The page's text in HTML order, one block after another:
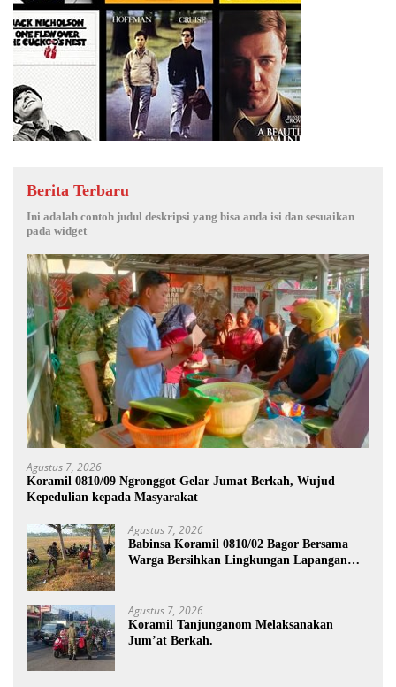
Berita Terbaru
Ini adalah contoh judul deskripsi yang bisa anda isi dan sesuaikan
pada widget
Agustus 7, 2026
Koramil 0810/09 Ngronggot Gelar Jumat Berkah, Wujud
Kepedulian kepada Masyarakat
Agustus 7, 2026
Babinsa Koramil 0810/02 Bagor Bersama
Warga Bersihkan Lingkungan Lapangan
Agustus 7, 2026
Koramil Tanjunganom Melaksanakan
Jum’at Berkah.